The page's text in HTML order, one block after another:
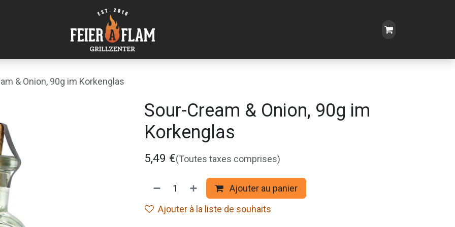
& Onion, 90g im Korkenglas
Sour-Cream & Onion, 90g im
Korkenglas
5,49 €(Toutes taxes comprises)
Ajouter au panier
Ajouter à la liste de souhaits